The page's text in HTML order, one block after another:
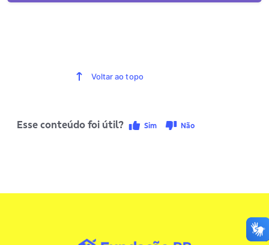
Voltar ao topo
Esse conteúdo foi útil? Sim Não